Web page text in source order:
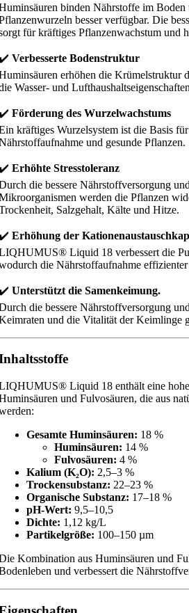
binden Nährstoffe im Boden
besser verfügbar. Die
für kräftiges Pflanzenwachstum und
Verbesserte Bodenstruktur
erhöhen die Krümelstruktur
Wasser- und
Förderung des Wurzelwachstums
kräftiges Wurzelsystem ist die Basis
und gesunde Pflanzen.
Erhöhte Stresstoleranz
die bessere Nährstoffversorgung
werden die Pflanzen
Salzgehalt, Kälte und Hitze.
Erhöhung der
Liquid 18 verbessert die
die Nährstoffaufnahme
Unterstützt die Samenkeimung.
die bessere Nährstoffversorgung
und die Vitalität der Keimlinge
Liquid 18 enthält eine
und Fulvosäuren, die aus
Gesamte Huminsäuren: 18 %
Huminsäuren: 14 %
Fulvosäuren: 4 %
Kalium (K₂O): 2,5–3 %
Trockensubstanz: 22–23 %
Organische Substanz: 17–18 %
pH-Wert: 9,5–10,5
Dichte: 1,12 kg/L
Partikelgröße: 100–150 µm
Kombination aus Huminsäuren und
und verbessert die